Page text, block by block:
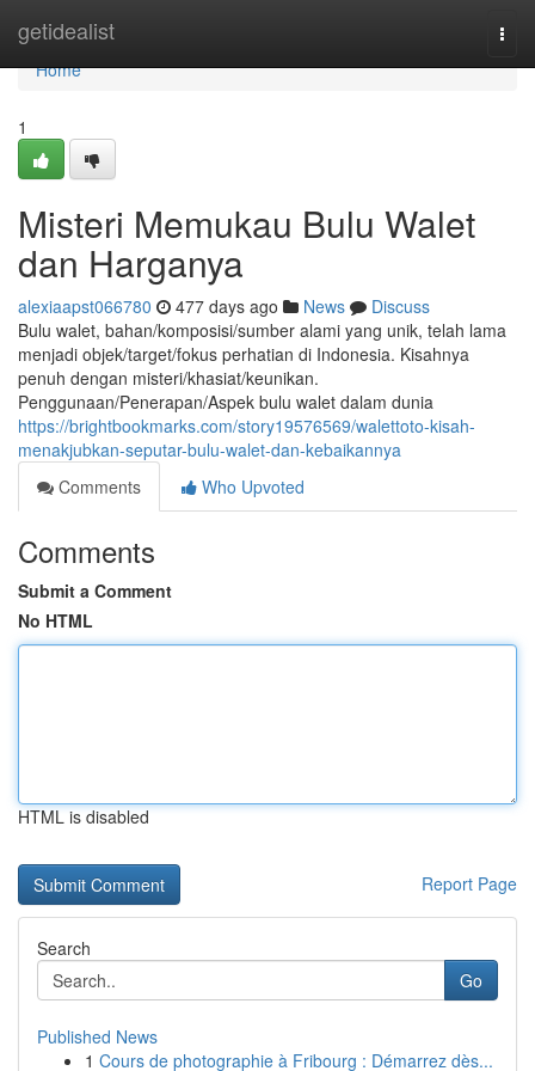
getidealist
Home
Home
1
Misteri Memukau Bulu Walet
dan Harganya
alexiaapst066780 477 days ago News
Discuss
Bulu walet, bahan/komposisi/sumber alami yang unik, telah lama
menjadi objek/target/fokus perhatian di Indonesia. Kisahnya
penuh dengan misteri/khasiat/keunikan.
Penggunaan/Penerapan/Aspek bulu walet dalam dunia
https://brightbookmarks.com/story19576569/walettoto-kisah-
menakjubkan-seputar-bulu-walet-dan-kebaikannya
Comments
Who Upvoted
Comments
Submit a Comment
No HTML
HTML is disabled
Report Page
Search
Go
Published News
1 Cours de photographie à Fribourg : Démarrez dès...